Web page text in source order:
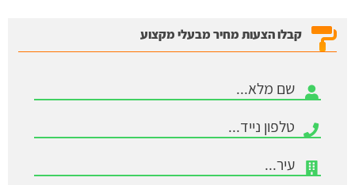
קבלו הצעות מחיר מבעלי מקצוע